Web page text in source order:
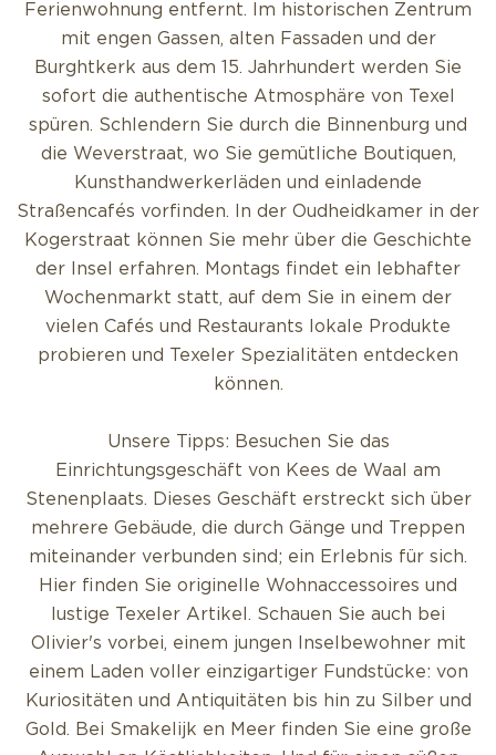
Ferienwohnung entfernt. Im historischen Zentrum
mit engen Gassen, alten Fassaden und der
Burghtkerk aus dem 15. Jahrhundert werden Sie
sofort die authentische Atmosphäre von Texel
spüren. Schlendern Sie durch die Binnenburg und
die Weverstraat, wo Sie gemütliche Boutiquen,
Kunsthandwerkerläden und einladende
Straßencafés vorfinden. In der Oudheidkamer in der
Kogerstraat können Sie mehr über die Geschichte
der Insel erfahren. Montags findet ein lebhafter
Wochenmarkt statt, auf dem Sie in einem der
vielen Cafés und Restaurants lokale Produkte
probieren und Texeler Spezialitäten entdecken
können.
Unsere Tipps: Besuchen Sie das
Einrichtungsgeschäft von Kees de Waal am
Stenenplaats. Dieses Geschäft erstreckt sich über
mehrere Gebäude, die durch Gänge und Treppen
miteinander verbunden sind; ein Erlebnis für sich.
Hier finden Sie originelle Wohnaccessoires und
lustige Texeler Artikel. Schauen Sie auch bei
Olivier's vorbei, einem jungen Inselbewohner mit
einem Laden voller einzigartiger Fundstücke: von
Kuriositäten und Antiquitäten bis hin zu Silber und
Gold. Bei Smakelijk en Meer finden Sie eine große